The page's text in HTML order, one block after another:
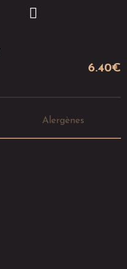
6.40€
Alergènes